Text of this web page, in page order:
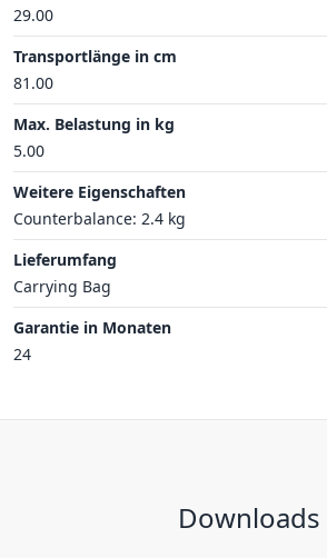
29.00
Transportlänge in cm
81.00
Max. Belastung in kg
5.00
Weitere Eigenschaften
Counterbalance: 2.4 kg
Lieferumfang
Carrying Bag
Garantie in Monaten
24
Downloads